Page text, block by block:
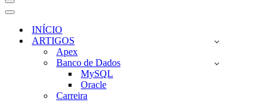
Menu
de
navegação
Menu
navegaçãoINÍCIO
ARTIGOS
Apex
Banco de Dados
MySQL
Oracle
Carreira